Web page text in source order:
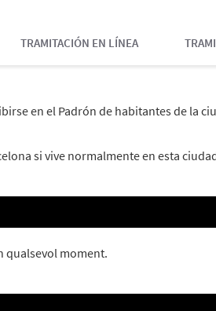
TRAMITACIÓN EN LÍNEA
en el Padrón de habitantes de la
si vive normalmente en esta
qualsevol moment.